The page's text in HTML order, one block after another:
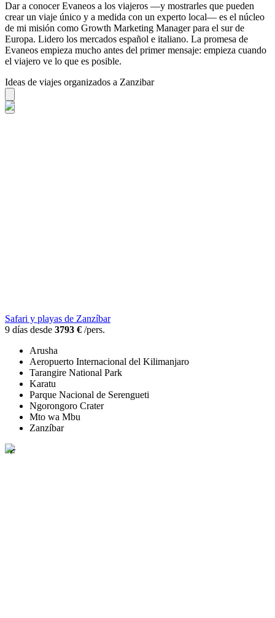
Dar a conocer Evaneos a los viajeros —y mostrarles que pueden
crear un viaje único y a medida con un experto local— es el núcleo
de mi misión como Growth Marketing Manager para el sur de
Europa. Lidero los mercados español e italiano. La promesa de
Evaneos empieza mucho antes del primer mensaje: empieza cuando
el viajero ve lo que es posible.
Ideas de viajes organizados a Zanzibar
Safari y playas de Zanzíbar
9 días desde 3793 € /pers.
Arusha
Aeropuerto Internacional del Kilimanjaro
Tarangire National Park
Karatu
Parque Nacional de Serengueti
Ngorongoro Crater
Mto wa Mbu
Zanzíbar